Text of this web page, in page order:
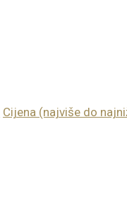
Cijena (najviše do